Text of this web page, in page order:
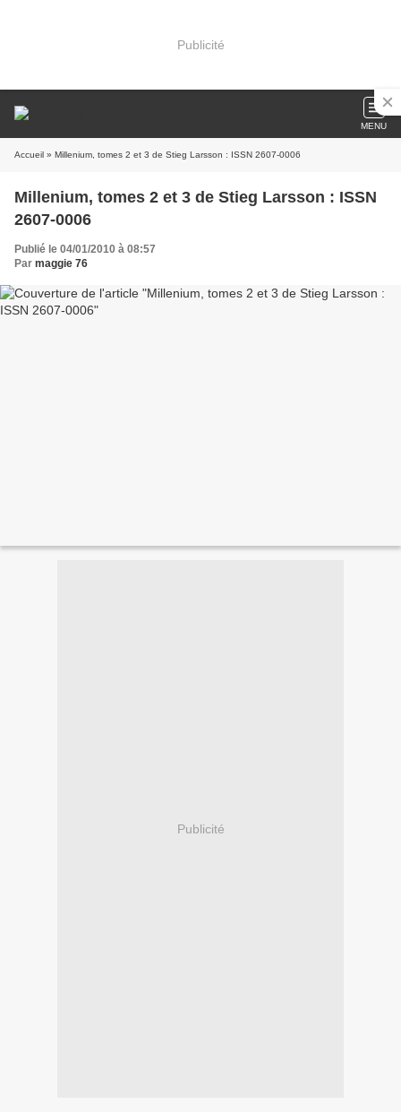
Publicité
MENU
Accueil » Millenium, tomes 2 et 3 de Stieg Larsson : ISSN 2607-0006
Millenium, tomes 2 et 3 de Stieg Larsson : ISSN
2607-0006
Publié le 04/01/2010 à 08:57
Par maggie 76
Publicité